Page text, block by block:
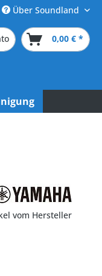
Über Soundland
0,00 € *
vom Hersteller